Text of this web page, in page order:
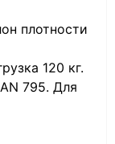
плотности
120 кг.
795. Для